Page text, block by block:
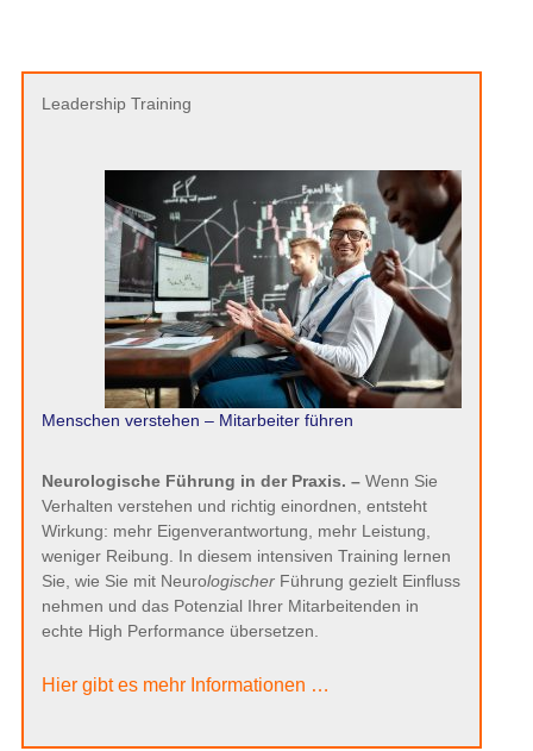
Leadership Training
Menschen verstehen – Mitarbeiter führen
Neurologische Führung in der Praxis. – Wenn Sie
Verhalten verstehen und richtig einordnen, entsteht
Wirkung: mehr Eigenverantwortung, mehr Leistung,
weniger Reibung. In diesem intensiven Training lernen
Sie, wie Sie mit NeurologischerFührung gezielt Einfluss
nehmen und das Potenzial Ihrer Mitarbeitenden in
echte High Performance übersetzen.
Hier gibt es mehr Informationen …